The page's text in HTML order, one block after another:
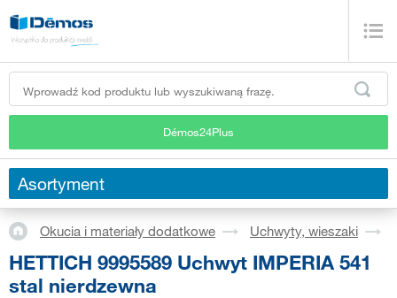
Démos24Plus
Asortyment
Okucia i materiały dodatkowe Uchwyty, wieszaki
HETTICH 9995589 Uchwyt IMPERIA 541
stal nierdzewna